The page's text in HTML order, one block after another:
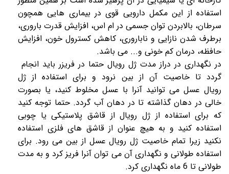
استفاده از این مکمل دارویی قوی در بیماری هایی همچون
سرطان، بالابردن توان جسمی در ام اس، افزایش قدرت باروری،
برطرف شدن نازایی و ناباروری، کاهش کسترول خون، افزایش
حافظه، درمان کم خونی و... می باشد.
در نگهداری در دراز مدت ژل رویال حتما در فریزر باید انجام
گردد تا خاصیت آن از بین نرود و برای استفاده از ژل
رویال عسل می توانید آنرا با عسل مخلوط کنید، یا بصورت
خالی در دهان گذاشته تا در دهان آب گردد. حتما توجه کنید
که برای استفاده از ژل رویالاز قاشق پلاستیکی یا چوبی
استفاده کنید و به هیچ عنوان از قاشق های فلزی استفاده
نکنید زیرا تمام خاصیت ژل رویالعسل از بین می رود. برای
استفاده طولانی و نگهداری آن می توان آنرا فریز کرد و به مدت
طولانی تا 6 ماه نگهداری کرد.